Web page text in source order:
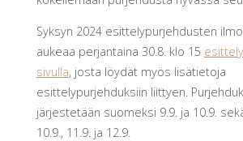
Syksyn 2024 esittelypurjehdusten
aukeaa perjantaina 30.8. klo 15
sivulla, josta löydät myös lisätietoja
esittelypurjehduksiin liittyen.
järjestetään suomeksi 9.9. ja 10.9.
10.9., 11.9. ja 12.9.